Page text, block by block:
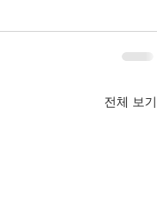
전체 보기